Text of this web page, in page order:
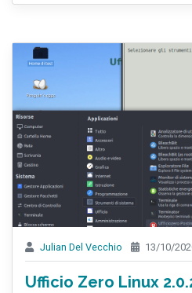
Julian Del Vecchio 13/10/
Ufficio Zero Linux